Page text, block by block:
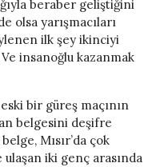
beraber geliştiğini
olsa yarışmacıları
ilk şey ikinciyi
insanoğlu kazanmak
bir güreş maçının
belgesini deşifre
Mısır’da çok
iki genç arasında